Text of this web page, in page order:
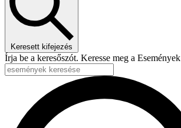
Keresett kifejezés
Írja be a keresőszót. Keresse meg a